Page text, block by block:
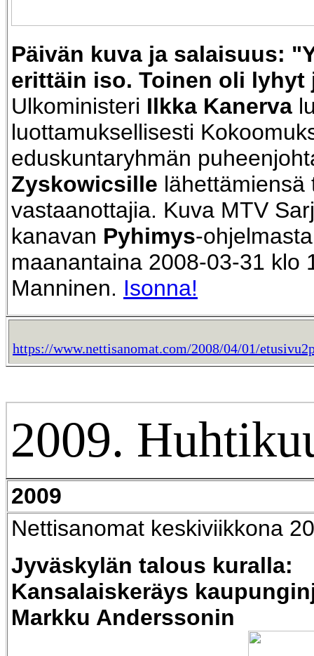
Päivän kuva ja salaisuus:
erittäin iso. Toinen oli lyhyt
Ulkoministeri Ilkka Kanerva
luottamuksellisesti
eduskuntaryhmän
Zyskowicsille lähettämiensä
vastaanottajia. Kuva MTV
kanavan Pyhimys-
maanantaina 2008-03-31 klo
Manninen. Isonna!
https://www.nettisanomat.com/2008/04/01/
2009.
2009
Nettisanomat keskiviikkona
Jyväskylän talous kuralla:
Kansalaiskeräys
Markku Anderssonin